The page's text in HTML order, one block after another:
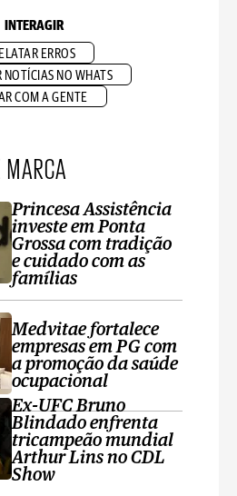
INTERAGIR
ERROS
NOTÍCIAS NO WHATS
COM A GENTE
MARCA
Princesa Assistência
investe em Ponta
Grossa com tradição
e cuidado com as
famílias
Medvitae fortalece
empresas em PG com
a promoção da saúde
ocupacional
Ex-UFC Bruno
Blindado enfrenta
tricampeão mundial
Arthur Lins no CDL
Show